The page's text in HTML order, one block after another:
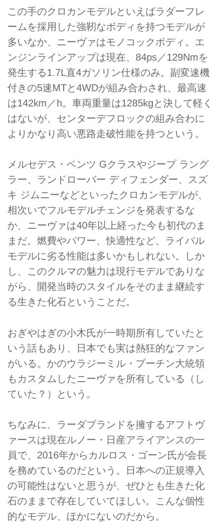
この手のクロカンモデルといえばラダーフレ
ームを採用した強靭なボディを持つモデルが
多いなか、ニーヴァはモノコックボディ。エ
ンジンラインアップは現在、84ps／129Nmを
発生する1.7L直4ガソリン仕様のみ。副変速機
付きの5速MTと4WDが組み合わされ、最高速
は142km／h。車両重量は1285kgと決して軽く
はないが、センターデフロックの組み合わに
よりかなり高い悪路走破性能を持つという。
メルセデス・ベンツ Gクラスやジープ ラング
ラー、ランドローバー ディフェンダー、スズ
キ ジムニーなどといったクロカンモデルが、
相次いでフルモデルチェンジを発表するな
か、ニーヴァは40年以上経った今も初代のま
まだ。燃費やパワー、快適性など、ライバル
モデルに劣る性能は多いかもしれない。しか
し、このクルマの魅力は現行モデルでありな
がら、開発当時のスタイルをそのまま継続す
る生きた化石ということだ。
おぎやはぎの小木氏が一時期所有していたと
いう話もあり、日本でも実は熱狂的なファン
がいる。かのウラジーミル・プーチン大統領
もカスタムしたニーヴァを所有している（し
ていた？）という。
ちなみに、ラーダブランドを擁するアフトヴ
ァースは現在ルノー・日産アライアンスの一
員で、2016年からカルロス・ゴーン氏が会長
を務めているのだという。日本への正規導入
の可能性はないと思うが、ぜひとも生きた化
石のままで存在していてほしい。こんな個性
的なモデル、ほかにないのだから。